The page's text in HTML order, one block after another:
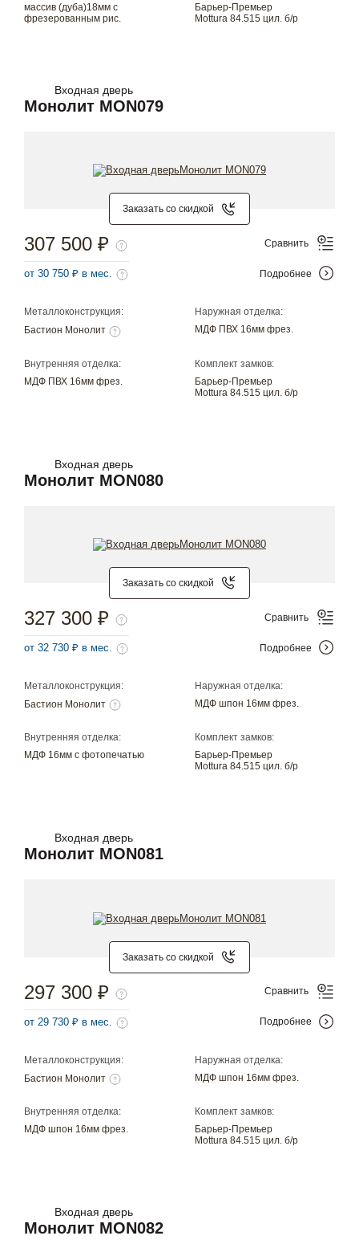
массив (дуба)18мм с
фрезерованным рис.
Барьер-Премьер
Mottura 84.515 цил. б/р
Входная дверь
Монолит MON079
Заказать со скидкой
Металлоконструкция:
Бастион Монолит
Наружная отделка:
МДФ ПВХ 16мм фрез.
Внутренняя отделка:
МДФ ПВХ 16мм фрез.
Комплект замков:
Барьер-Премьер
Mottura 84.515 цил. б/р
307 500 ₽
от 30 750 ₽ в мес.
Сравнить
Подробнее
Входная дверь
Монолит MON080
Заказать со скидкой
Металлоконструкция:
Бастион Монолит
Наружная отделка:
МДФ шпон 16мм фрез.
Внутренняя отделка:
МДФ 16мм с фотопечатью
Комплект замков:
Барьер-Премьер
Mottura 84.515 цил. б/р
327 300 ₽
от 32 730 ₽ в мес.
Сравнить
Подробнее
Входная дверь
Монолит MON081
Заказать со скидкой
Металлоконструкция:
Бастион Монолит
Наружная отделка:
МДФ шпон 16мм фрез.
Внутренняя отделка:
МДФ шпон 16мм фрез.
Комплект замков:
Барьер-Премьер
Mottura 84.515 цил. б/р
297 300 ₽
от 29 730 ₽ в мес.
Сравнить
Подробнее
Входная дверь
Монолит MON082